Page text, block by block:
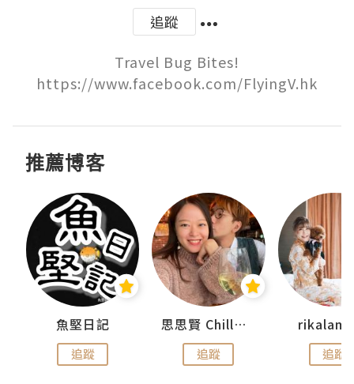
追蹤
Travel Bug Bites!
https://www.facebook.com/FlyingV.hk
推薦博客
魚堅日記
追蹤
思思賢 ChillMyBabe
追蹤 追蹤